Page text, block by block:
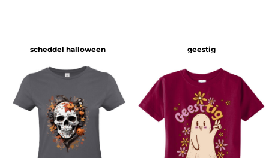
scheddel halloween geestig